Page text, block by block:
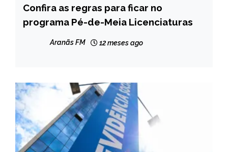
BRASIL
NOTÍCIAS
Confira as regras para ficar no
programa Pé-de-Meia Licenciaturas
Aranãs FM 12 meses ago